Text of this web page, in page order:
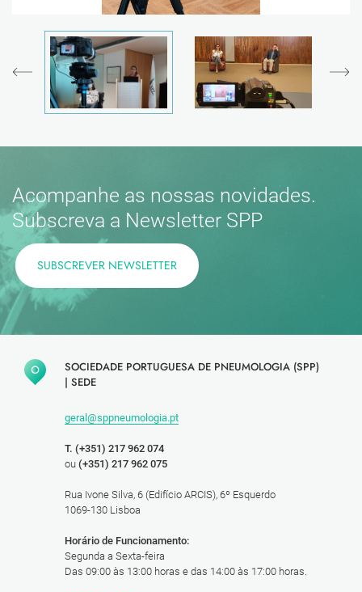
Acompanhe as nossas novidades.
Subscreva a Newsletter SPP
SUBSCREVER NEWSLETTER
SOCIEDADE PORTUGUESA DE PNEUMOLOGIA (SPP)
| SEDE
geral@sppneumologia.pt
T. (+351) 217 962 074
ou (+351) 217 962 075
Rua Ivone Silva, 6 (Edifício ARCIS), 6º Esquerdo
1069-130 Lisboa
Horário de Funcionamento:
Segunda a Sexta-feira
Das 09:00 às 13:00 horas e das 14:00 às 17:00 horas.